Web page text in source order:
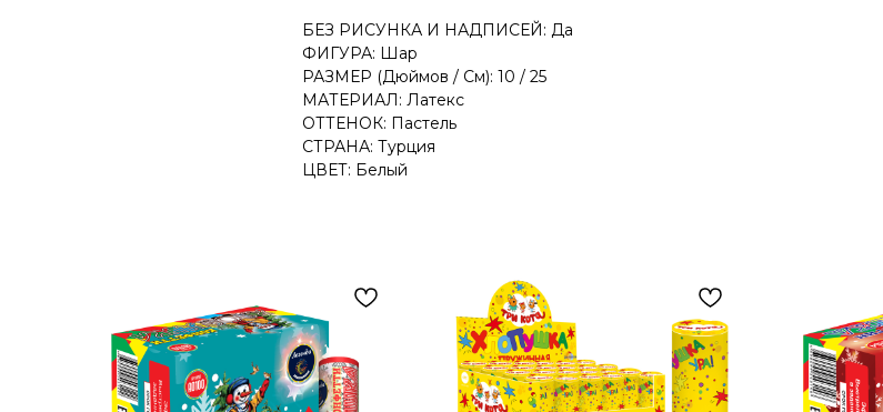
БЕЗ РИСУНКА И НАДПИСЕЙ: Да
ФИГУРА: Шар
РАЗМЕР (Дюймов / См): 10 / 25
МАТЕРИАЛ: Латекс
ОТТЕНОК: Пастель
СТРАНА: Турция
ЦВЕТ: Белый